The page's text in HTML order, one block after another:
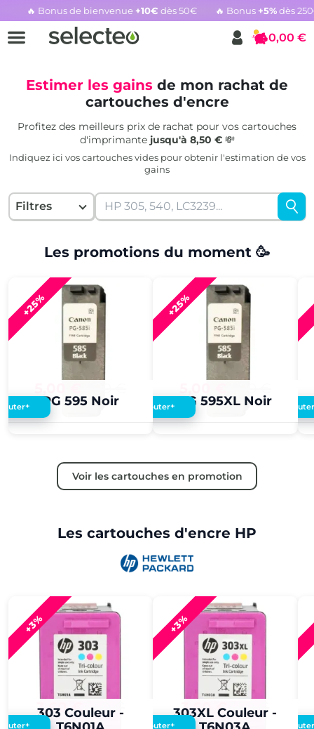
🔥 Bonus de bienvenue +10€ dès 50€ 🔥 Bonus +5%dès
Rachat cartouche vide, voir l'offre promotionnelle
Panier
0,00 €
Estimer les gains de mon rachat de
cartouches d'encre
Profitez des meilleurs prix de rachat pour vos cartouches
d'imprimante jusqu'à 8,50 €💸
Indiquez ici vos cartouches vides pour obtenir l'estimation de vos
gains
Filtres
Les promotions du moment 🥳
+25%
PG 595 Noir
+
+25%
PG 595XL Noir
Ajouter+
Voir les cartouches en promotion
Les cartouches d'encre HP
+3%
303 Couleur -
3,60 €3,50 €
+
+3%
303XL Couleur -
3,60 €3,50 €
Ajouter+